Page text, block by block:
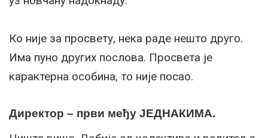
Ко није за просвету, нека раде нешто друго.
Има пуно других послова. Просвета је
карактерна особина, то није посао.
Директор – први међу ЈЕДНАКИМА.